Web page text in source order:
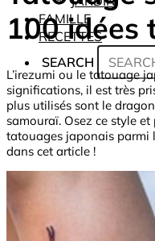
FAMILLE
RECETTES
SEARCH
100 idées
L’irezumi ou le tatouage
significations, il est très
plus utilisés sont le
samouraï. Osez ce style
tatouages japonais parmi
dans cet article !